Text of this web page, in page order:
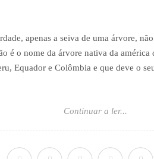
apenas a seiva de uma árvore,
é o nome da árvore nativa da
Equador e Colômbia e que deve o
Continuar a ler...